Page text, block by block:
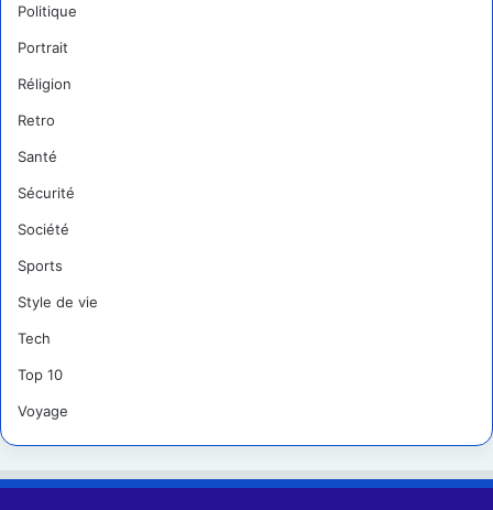
Politique
Portrait
Réligion
Retro
Santé
Sécurité
Société
Sports
Style de vie
Tech
Top 10
Voyage